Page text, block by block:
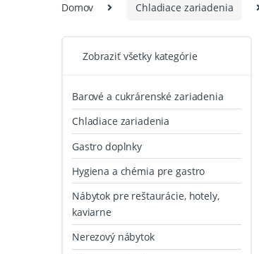
Domov Chladiace zariadenia
Zobraziť všetky kategórie
Barové a cukrárenské zariadenia
Chladiace zariadenia
Gastro doplnky
Hygiena a chémia pre gastro
Nábytok pre reštaurácie, hotely,
kaviarne
Nerezový nábytok